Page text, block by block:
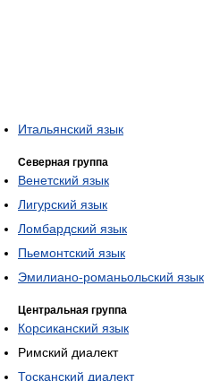
Итальянский язык
Северная группа
Венетский язык
Лигурский язык
Ломбардский язык
Пьемонтский язык
Эмилиано-романьольский язык
Центральная группа
Корсиканский язык
Римский диалект
Тосканский диалект